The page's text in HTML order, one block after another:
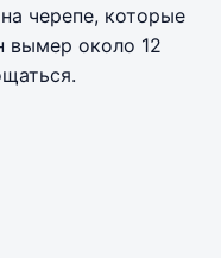
черепе, которые
вымер около 12